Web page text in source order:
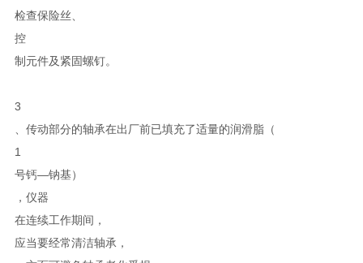
检查保险丝、
控
制元件及紧固螺钉。
3
、传动部分的轴承在出厂前已填充了适量的润滑脂（
1
号钙—钠基）
，仪器
在连续工作期间，
应当要经常清洁轴承，